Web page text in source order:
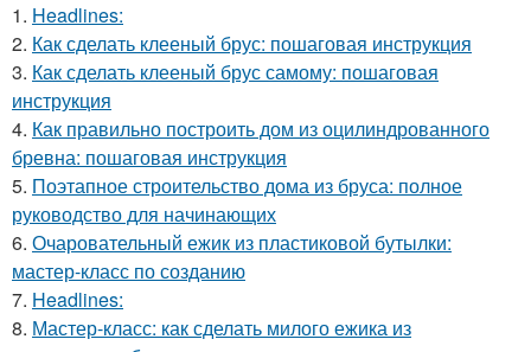
1. Headlines:
2. Как сделать клееный брус: пошаговая инструкция
3. Как сделать клееный брус самому: пошаговая
инструкция
4. Как правильно построить дом из оцилиндрованного
бревна: пошаговая инструкция
5. Поэтапное строительство дома из бруса: полное
руководство для начинающих
6. Очаровательный ежик из пластиковой бутылки:
мастер-класс по созданию
7. Headlines:
8. Мастер-класс: как сделать милого ежика из